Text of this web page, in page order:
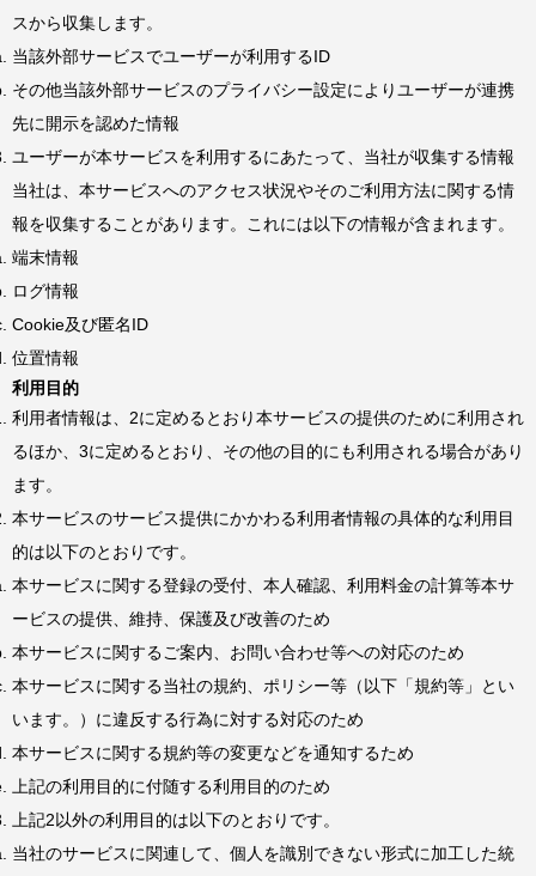
スから収集します。
当該外部サービスでユーザーが利用するID
その他当該外部サービスのプライバシー設定によりユーザーが連携
先に開示を認めた情報
ユーザーが本サービスを利用するにあたって、当社が収集する情報
当社は、本サービスへのアクセス状況やそのご利用方法に関する情
報を収集することがあります。これには以下の情報が含まれます。
端末情報
ログ情報
Cookie及び匿名ID
位置情報
利用目的
利用者情報は、2に定めるとおり本サービスの提供のために利用され
るほか、3に定めるとおり、その他の目的にも利用される場合があり
ます。
本サービスのサービス提供にかかわる利用者情報の具体的な利用目
的は以下のとおりです。
本サービスに関する登録の受付、本人確認、利用料金の計算等本サ
ービスの提供、維持、保護及び改善のため
本サービスに関するご案内、お問い合わせ等への対応のため
本サービスに関する当社の規約、ポリシー等（以下「規約等」とい
います。）に違反する行為に対する対応のため
本サービスに関する規約等の変更などを通知するため
上記の利用目的に付随する利用目的のため
上記2以外の利用目的は以下のとおりです。
当社のサービスに関連して、個人を識別できない形式に加工した統